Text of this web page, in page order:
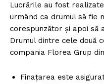
Lucrările au fost
urmând ca drumul să fie
corespunzător și apoi să
Drumul dintre cele două
compania Florea Grup
Finațarea este